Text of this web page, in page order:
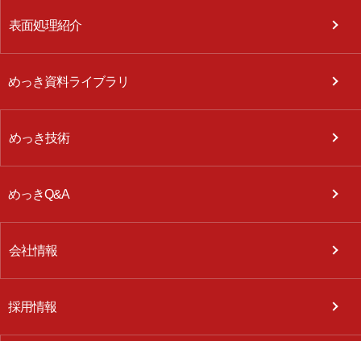
表面処理紹介
めっき資料ライブラリ
めっき技術
めっきQ&A
会社情報
採用情報